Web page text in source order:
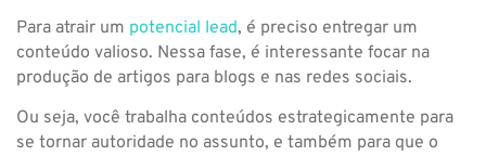
Para atrair um potencial lead, é preciso entregar um
conteúdo valioso. Nessa fase, é interessante focar na
produção de artigos para blogs e nas redes sociais.
Ou seja, você trabalha conteúdos estrategicamente para
se tornar autoridade no assunto, e também para que o